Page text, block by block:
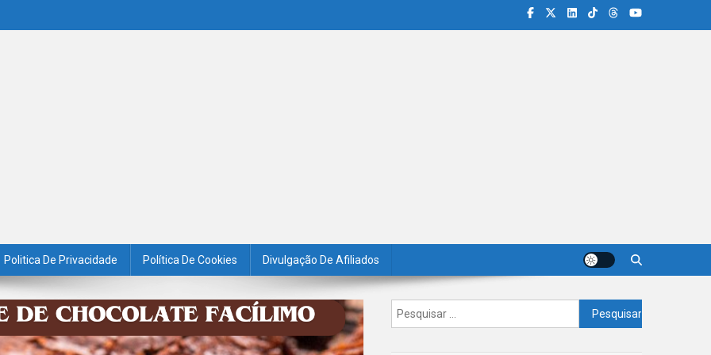
Politica De Privacidade Política De Cookies Divulgação De Afiliados
Pesquisar
por: